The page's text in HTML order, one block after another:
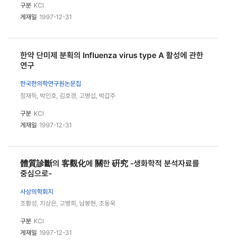
구분 KCI
게재일 1997-12-31
한약 단미제 분획의 Influenza virus type A 활성에 관한
연구
한국한의학연구원논문집
정재득, 박인호, 김호경, 고병섭, 박갑주
구분 KCI
게재일 1997-12-31
體質診斷의 客觀化에 關한 硏究 -생화학적 분석자료를
중심으로-
사상의학회지
조황성, 지상은, 고병희, 남봉현, 조동욱
구분 KCI
게재일 1997-12-31